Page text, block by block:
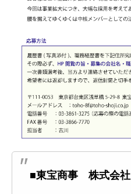
■東宝商事 株式会社